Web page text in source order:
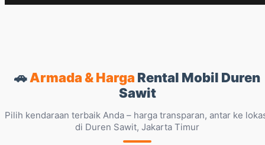
🚗Armada & Harga Rental Mobil Duren
Sawit
Pilih kendaraan terbaik Anda – harga transparan, antar ke
di Duren Sawit, Jakarta Timur